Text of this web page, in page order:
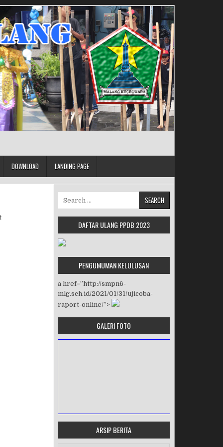
DOWNLOAD LANDING PAGE
on TURUN KE DESA
Search for:
DAFTAR ULANG PPDB 2023
PENGUMUMAN KELULUSAN
a href=”http://smpn6-
mlg.sch.id/2021/01/31/ujicoba-
raport-online/”>
GALERI FOTO
ARSIP BERITA